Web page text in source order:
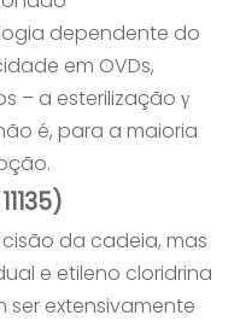
dependente do
em OVDs,
– a esterilização γ
é, para a maioria
da cadeia, mas
e etileno cloridrina
ser extensivamente